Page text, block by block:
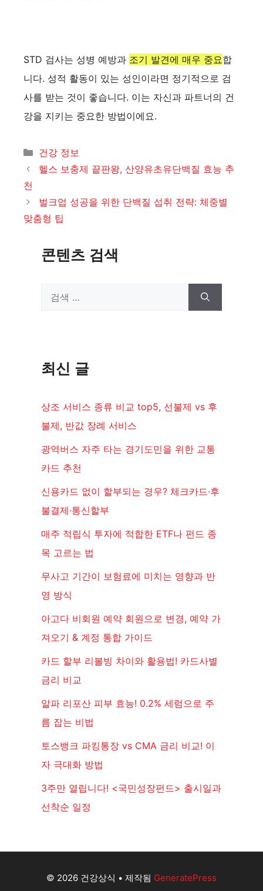
STD 검사는 성병 예방과 조기 발견에 매우 중요합
니다. 성적 활동이 있는 성인이라면 정기적으로 검
사를 받는 것이 좋습니다. 이는 자신과 파트너의 건
강을 지키는 중요한 방법이에요.
카
테
건강 정보
헬스 보충제 끝판왕, 산양유초유단백질 효능 추
천
벌크업 성공을 위한 단백질 섭취 전략: 체중별
맞춤형 팁
콘텐츠 검색
최신 글
상조 서비스 종류 비교 top5, 선불제 vs 후
불제, 반값 장례 서비스
광역버스 자주 타는 경기도민을 위한 교통
카드 추천
신용카드 없이 할부되는 경우? 체크카드·후
불결제·통신할부
매주 적립식 투자에 적합한 ETF나 펀드 종
목 고르는 법
무사고 기간이 보험료에 미치는 영향과 반
영 방식
아고다 비회원 예약 회원으로 변경, 예약 가
져오기 & 계정 통합 가이드
카드 할부 리볼빙 차이와 활용법! 카드사별
금리 비교
알파 리포산 피부 효능! 0.2% 세럼으로 주
름 잡는 비법
토스뱅크 파킹통장 vs CMA 금리 비교! 이
자 극대화 방법
3주만 열립니다! <국민성장펀드> 출시일과
선착순 일정
© 2026 건강상식 • 제작됨 GeneratePress